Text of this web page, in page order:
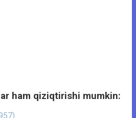
ham qiziqtirishi mumkin: